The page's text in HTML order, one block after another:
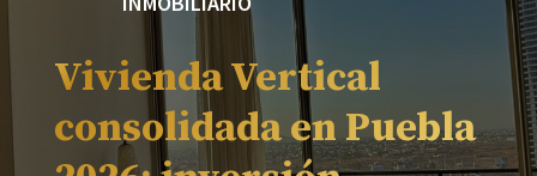
Vivienda Vertical
consolidada en Puebla